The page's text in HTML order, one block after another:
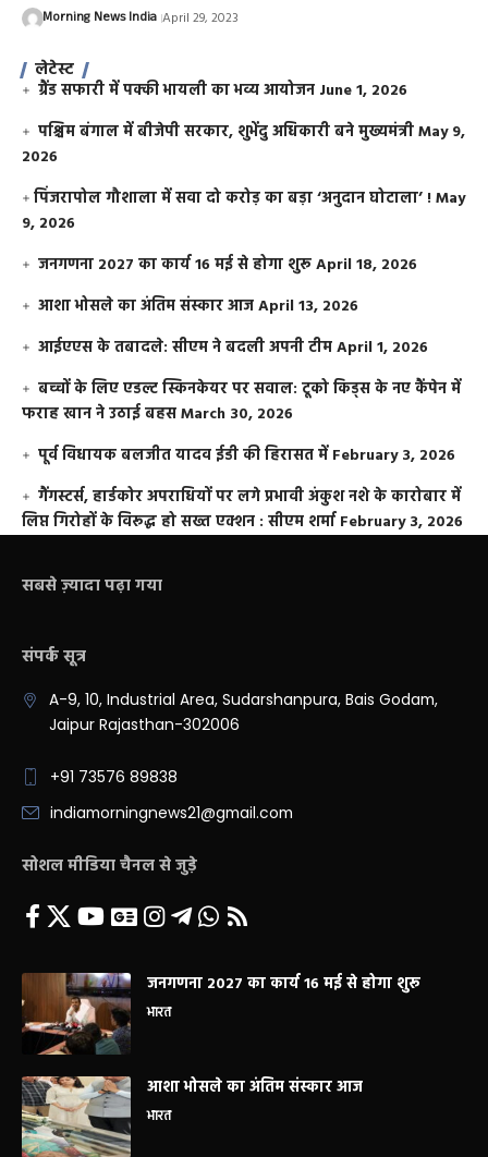
Morning News India April 29, 2023
लेटेस्ट
ग्रैंड सफारी में पक्की भायली का भव्य आयोजन June 1, 2026
पश्चिम बंगाल में बीजेपी सरकार, शुभेंदु अधिकारी बने मुख्यमंत्रीMay 9,
2026
​पिंजरापोल गौशाला में सवा दो करोड़ का बड़ा ‘अनुदान घोटाला’ !May
9, 2026
जनगणना 2027 का कार्य 16 मई से होगा शुरूApril 18, 2026
आशा भोसले का अंतिम संस्कार आजApril 13, 2026
आईएएस के तबादले: सीएम ने बदली अपनी टीमApril 1, 2026
बच्चों के लिए एडल्ट स्किनकेयर पर सवाल: टूको किड्स के नए कैंपेन में
फराह खान ने उठाई बहसMarch 30, 2026
पूर्व विधायक बलजीत यादव ईडी की हिरासत में February 3, 2026
गैंगस्टर्स, हार्डकोर अपराधियों पर लगे प्रभावी अंकुश नशे के कारोबार में
लिप्त गिरोहों के विरूद्ध हो सख्त एक्शन : सीएम शर्मा February 3, 2026
सबसे ज़्यादा पढ़ा गया
संपर्क सूत्र
A-9, 10, Industrial Area, Sudarshanpura, Bais Godam,
Jaipur Rajasthan-302006
+91 73576 89838
indiamorningnews21@gmail.com
सोशल मीडिया चैनल से जुड़े
जनगणना 2027 का कार्य 16 मई से होगा शुरू
भारत
आशा भोसले का अंतिम संस्कार आज
भारत